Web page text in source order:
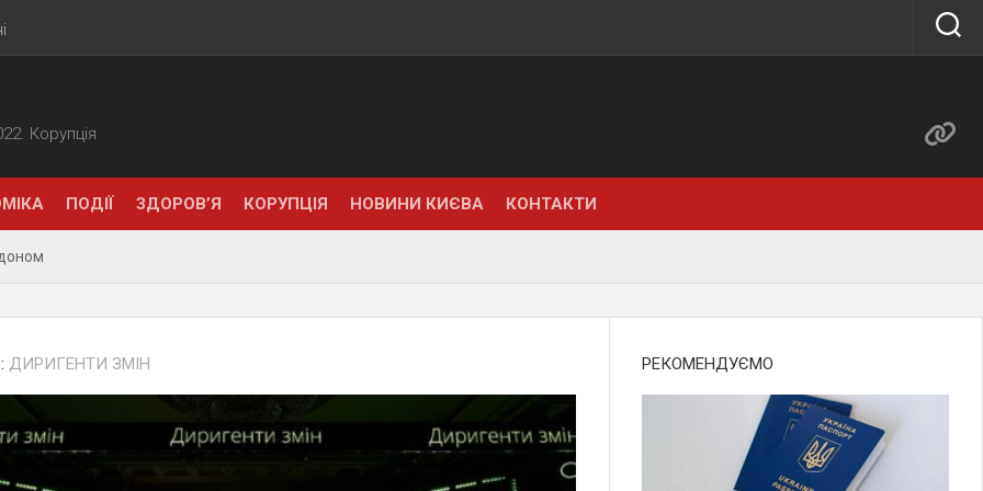
Корупція
ПОДІЇ ЗДОРОВ’Я КОРУПЦІЯ НОВИНИ КИЄВА КОНТАКТИ
ДИРИГЕНТИ ЗМІН РЕКОМЕНДУЄМО